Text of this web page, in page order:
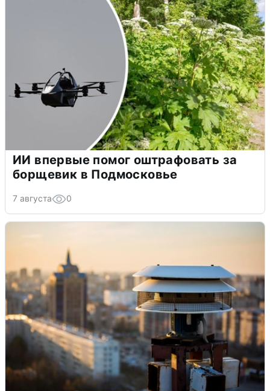
ИИ впервые помог оштрафовать за
борщевик в Подмосковье
7 августа 0